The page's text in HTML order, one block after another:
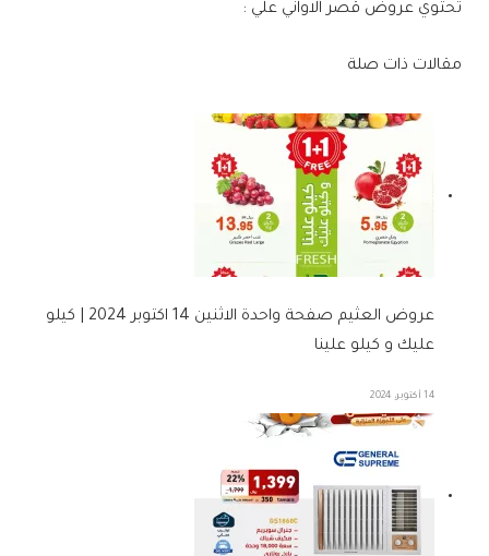
تحتوي عروض قصر الاواني علي :
مقالات ذات صلة
عروض العثيم صفحة واحدة الاثنين 14 اكتوبر 2024 | كيلو
عليك و كيلو علينا
14 أكتوبر، 2024